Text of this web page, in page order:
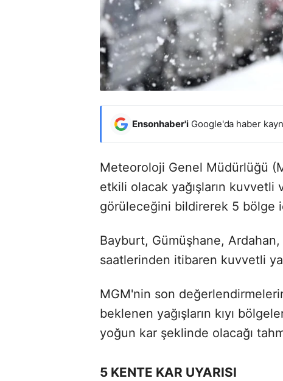
Ensonhaber'i Google'da haber
Meteoroloji Genel Müdürlüğü
etkili olacak yağışların
görüleceğini bildirerek 5 bölge
Bayburt, Gümüşhane,
saatlerinden itibaren kuvvetli
MGM'nin son
beklenen yağışların kıyı
yoğun kar şeklinde olacağı
5 KENTE KAR UYARISI